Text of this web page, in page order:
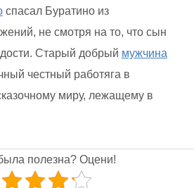
спасал Буратино из
не смотря на то, что сын
Старый добрый мужчина
честный работяга в
миру, лежащему в
полезна? Оцени!